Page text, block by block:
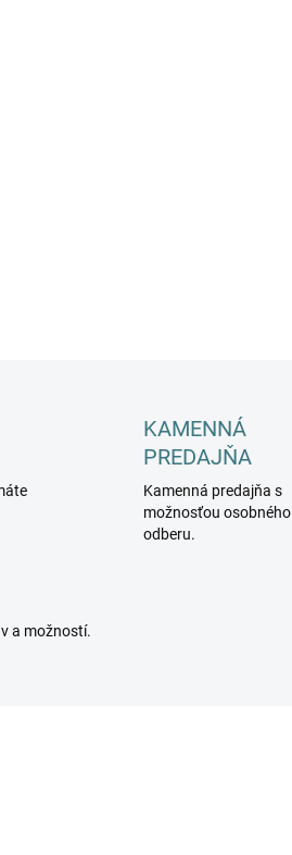
KAMENNÁ
PREDAJŇA
Kamenná predajňa s
možnosťou osobného
odberu.
a možností.